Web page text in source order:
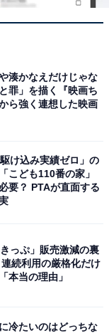
）」、「マダガ
。それぞれのカ
枚100gで499円！
トパフォーマン
の80％のチョコ
とともに楽しめ
ーな香りと酸味
ロマの「ペル
ので、ぜひ食べ
。
湊かなえだけじゃな
罪」を描く『映画ち
ら強く連想した映画
け込み実績ゼロ」の
こども110番の家」
要？ PTAが直面する
きっぷ」販売激減の裏
続利用の厳格化だけ
本当の理由」
に冷たいのはどっちな